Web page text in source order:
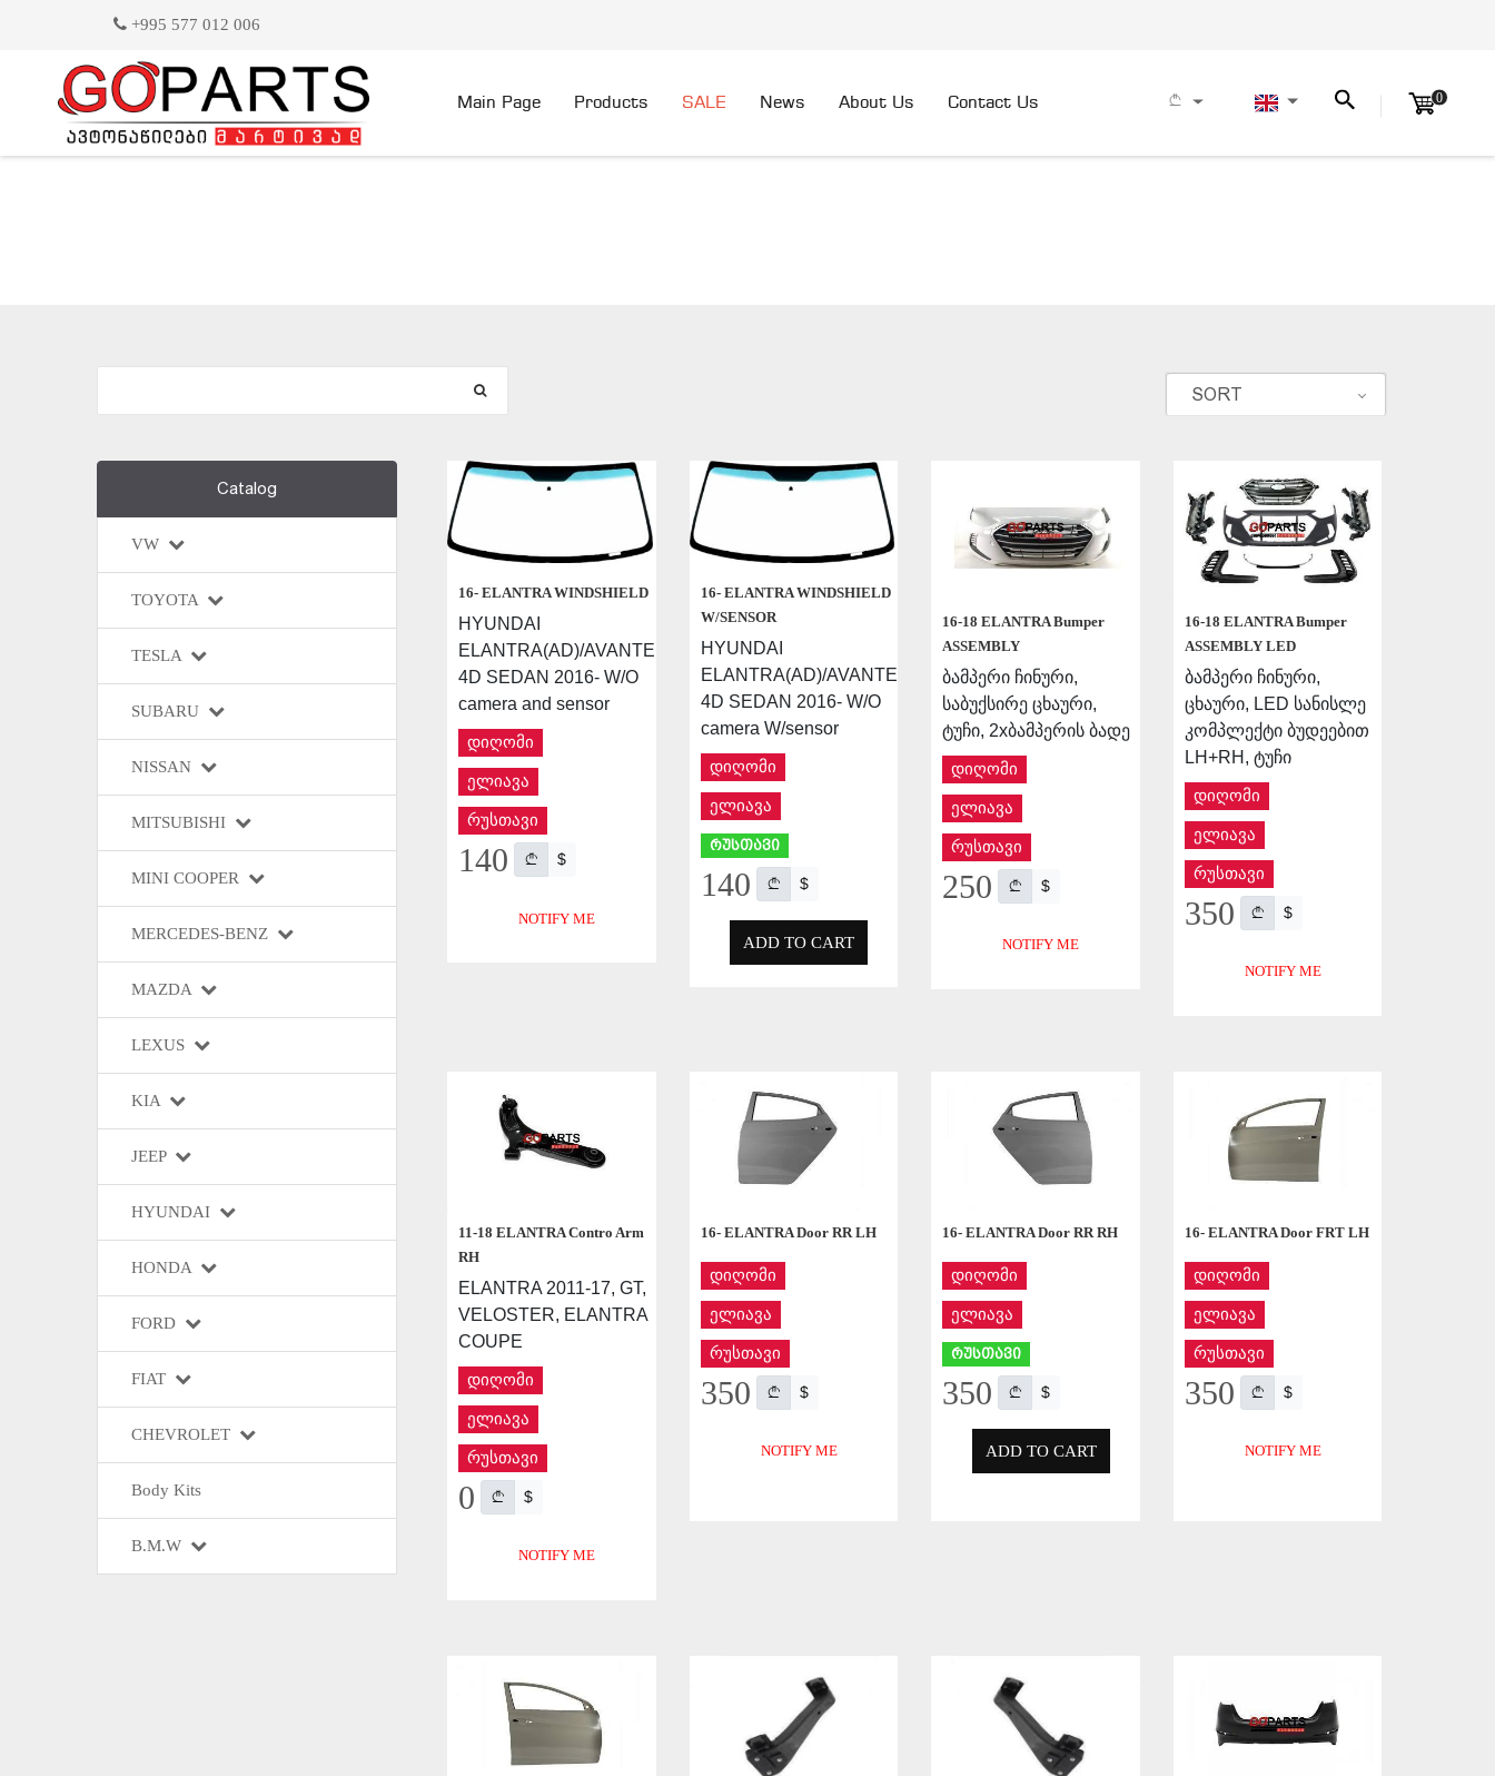
+995 577 012 006
Main Page Products SALE News About Us Contact Us 0
SORT
Catalog
VW
TOYOTA
TESLA
SUBARU
NISSAN
MITSUBISHI
MINI COOPER
MERCEDES-BENZ
MAZDA
LEXUS
KIA
JEEP
HYUNDAI
HONDA
FORD
FIAT
CHEVROLET
Body Kits
B.M.W
16- ELANTRA WINDSHIELD
HYUNDAI
ELANTRA(AD)/AVANTE
4D SEDAN 2016- W/O
camera and sensor
დიღომი
ელიავა
რუსთავი
140 $
NOTIFY ME
16- ELANTRA WINDSHIELD
W/SENSOR
HYUNDAI
ELANTRA(AD)/AVANTE
4D SEDAN 2016- W/O
camera W/sensor
დიღომი
ელიავა
რუსთავი
140 $
ADD TO CART
16-18 ELANTRA Bumper
ASSEMBLY
ბამპერი ჩინური,
საბუქსირე ცხაური,
ტუჩი, 2xბამპერის ბადე
დიღომი
ელიავა
რუსთავი
250 $
NOTIFY ME
16-18 ELANTRA Bumper
ASSEMBLY LED
ბამპერი ჩინური,
ცხაური, LED სანისლე
კომპლექტი ბუდეებით
LH+RH, ტუჩი
დიღომი
ელიავა
რუსთავი
350 $
NOTIFY ME
11-18 ELANTRA Contro Arm
RH
ELANTRA 2011-17, GT,
VELOSTER, ELANTRA
COUPE
დიღომი
ელიავა
რუსთავი
0 $
NOTIFY ME
16- ELANTRA Door RR LH
დიღომი
ელიავა
რუსთავი
350 $
NOTIFY ME
16- ELANTRA Door RR RH
დიღომი
ელიავა
რუსთავი
350 $
ADD TO CART
16- ELANTRA Door FRT LH
დიღომი
ელიავა
რუსთავი
350 $
NOTIFY ME